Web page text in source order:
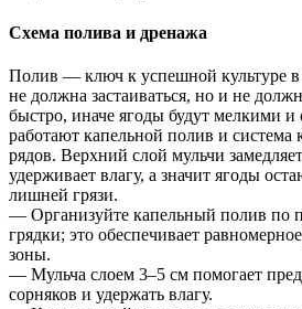
Схема полива и дренажа
Полив — ключ к успешной культуре в
не должна застаиваться, но и не
быстро, иначе ягоды будут мелкими
работают капельной полив и система
рядов. Верхний слой мульчи
удерживает влагу, а значит ягоды
лишней грязи.
— Организуйте капельный полив по
грядки; это обеспечивает
зоны.
— Мульча слоем 3–5 см помогает
сорняков и удержать влагу.